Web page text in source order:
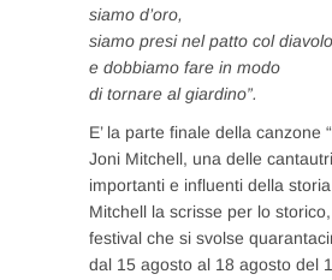
siamo d’oro,
siamo presi nel patto col
e dobbiamo fare in modo
di tornare al giardino”.
E’ la parte finale della canzone
Joni Mitchell, una delle
importanti e influenti della
Mitchell la scrisse per lo
festival che si svolse
dal 15 agosto al 18 agosto del